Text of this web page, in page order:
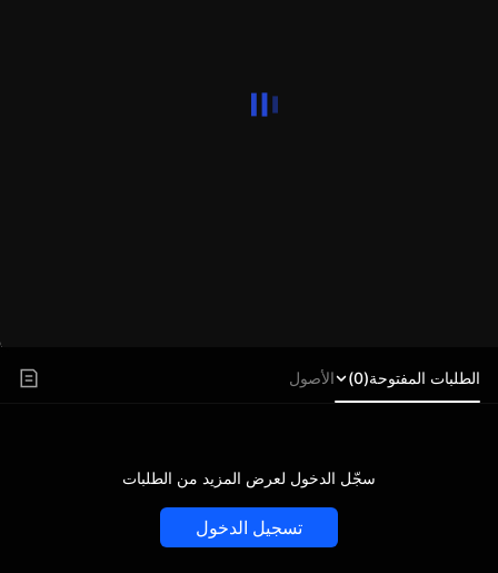
الطلبات المفتوحة(0) الأصول
سجّل الدخول لعرض المزيد من الطلبات
تسجيل الدخول